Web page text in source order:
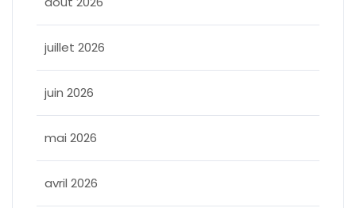
juillet 2026
juin 2026
mai 2026
avril 2026